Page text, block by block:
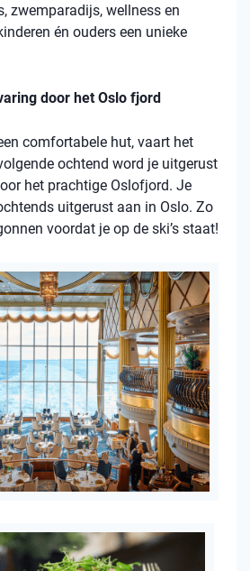
zwemparadijs, wellness en
én ouders een unieke
door het Oslo fjord
comfortabele hut, vaart het
ochtend word je uitgerust
het prachtige Oslofjord. Je
uitgerust aan in Oslo. Zo
voordat je op de ski’s staat!